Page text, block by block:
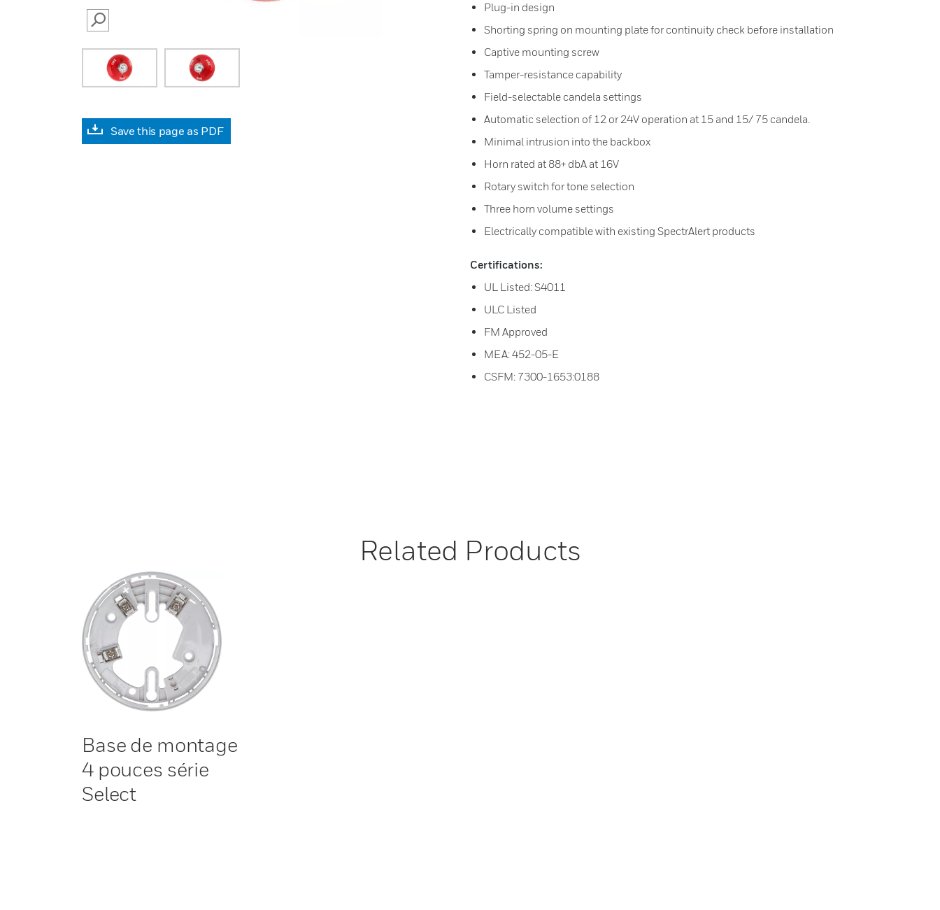
SEARCH
Save this page as PDF
Plug-in design
Shorting spring on mounting plate for continuity check before installation
Captive mounting screw
Tamper-resistance capability
Field-selectable candela settings
Automatic selection of 12 or 24V operation at 15 and 15/ 75 candela.
Minimal intrusion into the backbox
Horn rated at 88+ dbA at 16V
Rotary switch for tone selection
Three horn volume settings
Electrically compatible with existing SpectrAlert products
Certifications:
UL Listed: S4011
ULC Listed
FM Approved
MEA: 452-05-E
CSFM: 7300-1653:0188
Related Products
Base de montage
4 pouces série
Select